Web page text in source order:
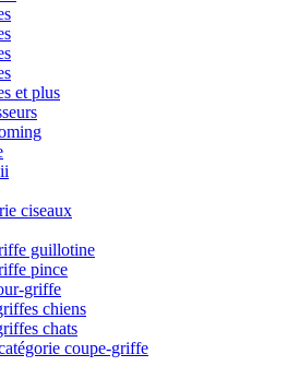
et plus
ciseaux
guillotine
pince
griffe
chiens
chats
coupe-griffe